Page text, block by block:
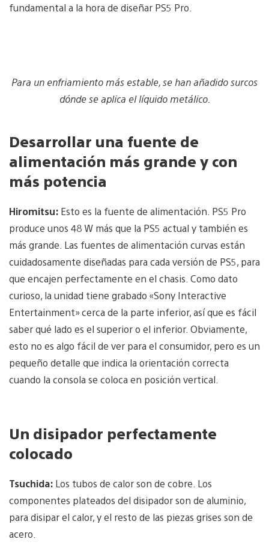
fundamental a la hora de diseñar PS5 Pro.
Para un enfriamiento más estable, se han añadido surcos
dónde se aplica el líquido metálico.
Desarrollar una fuente de
alimentación más grande y con
más potencia
Hiromitsu: Esto es la fuente de alimentación. PS5 Pro
produce unos 48 W más que la PS5 actual y también es
más grande. Las fuentes de alimentación curvas están
cuidadosamente diseñadas para cada versión de PS5, para
que encajen perfectamente en el chasis. Como dato
curioso, la unidad tiene grabado «Sony Interactive
Entertainment» cerca de la parte inferior, así que es fácil
saber qué lado es el superior o el inferior. Obviamente,
esto no es algo fácil de ver para el consumidor, pero es un
pequeño detalle que indica la orientación correcta
cuando la consola se coloca en posición vertical.
Un disipador perfectamente
colocado
Tsuchida: Los tubos de calor son de cobre. Los
componentes plateados del disipador son de aluminio,
para disipar el calor, y el resto de las piezas grises son de
acero.